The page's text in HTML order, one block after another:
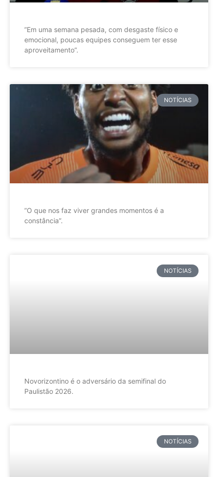
”Em uma semana pesada, com desgaste físico e
emocional, poucas equipes conseguem ter esse
aproveitamento”.
NOTÍCIAS
”O que nos faz viver grandes momentos é a
constância”.
NOTÍCIAS
Novorizontino é o adversário da semifinal do
Paulistão 2026.
NOTÍCIAS